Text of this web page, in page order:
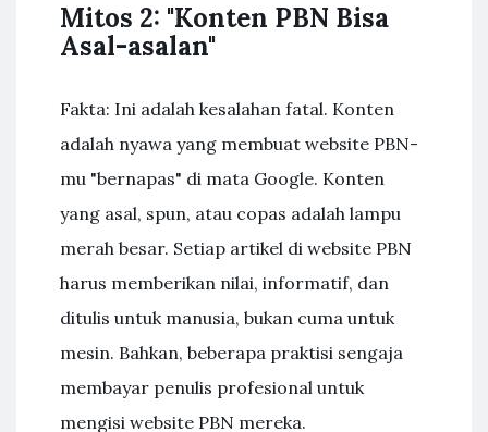
Mitos 2: "Konten PBN Bisa
Asal-asalan"
Fakta: Ini adalah kesalahan fatal. Konten
adalah nyawa yang membuat website PBN-
mu "bernapas" di mata Google. Konten
yang asal, spun, atau copas adalah lampu
merah besar. Setiap artikel di website PBN
harus memberikan nilai, informatif, dan
ditulis untuk manusia, bukan cuma untuk
mesin. Bahkan, beberapa praktisi sengaja
membayar penulis profesional untuk
mengisi website PBN mereka.